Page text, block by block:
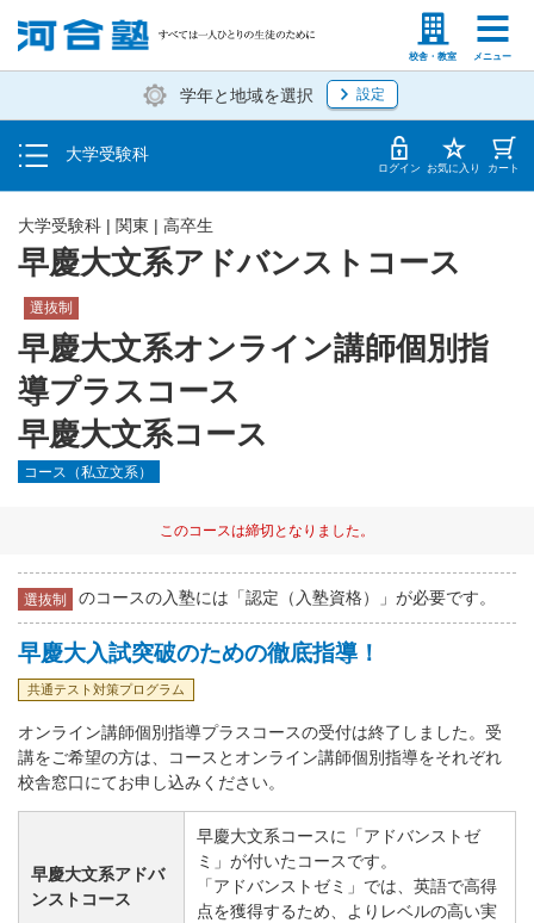
校舎・教室 メニュー
塾生の方 高等学校の先生
学年と地域を選択 設定
大学受験科
入塾説明会・個別相談
学費・入塾手続き方法
入塾から授業開始までのスケジュール ログイン お気に入り カート
早慶大文系アドバンストコース
選抜制
早慶大文系オンライン講師個別指
導プラスコース
早慶大文系コース
大学受験科 | 関東 | 高卒生
コース（私立文系）
このコースは締切となりました。
選抜制 のコースの入塾には「認定（入塾資格）」が必要です。
早慶大入試突破のための徹底指導！
共通テスト対策プログラム
オンライン講師個別指導プラスコースの受付は終了しました。受
講をご希望の方は、コースとオンライン講師個別指導をそれぞれ
校舎窓口にてお申し込みください。
早慶大文系アドバ
ンストコース
早慶大文系コースに「アドバンストゼ
ミ」が付いたコースです。
「アドバンストゼミ」では、英語で高得
点を獲得するため、よりレベルの高い実